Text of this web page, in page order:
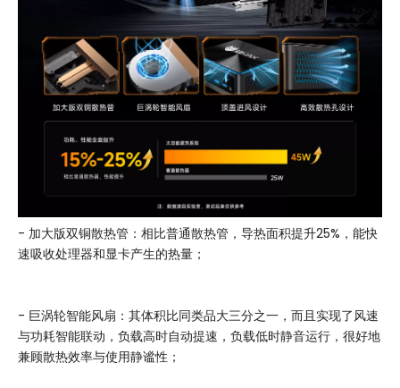
- 加大版双铜散热管：相比普通散热管，导热面积提升25%，能快
速吸收处理器和显卡产生的热量；
- 巨涡轮智能风扇：其体积比同类品大三分之一，而且实现了风速
与功耗智能联动，负载高时自动提速，负载低时静音运行，很好地
兼顾散热效率与使用静谧性；